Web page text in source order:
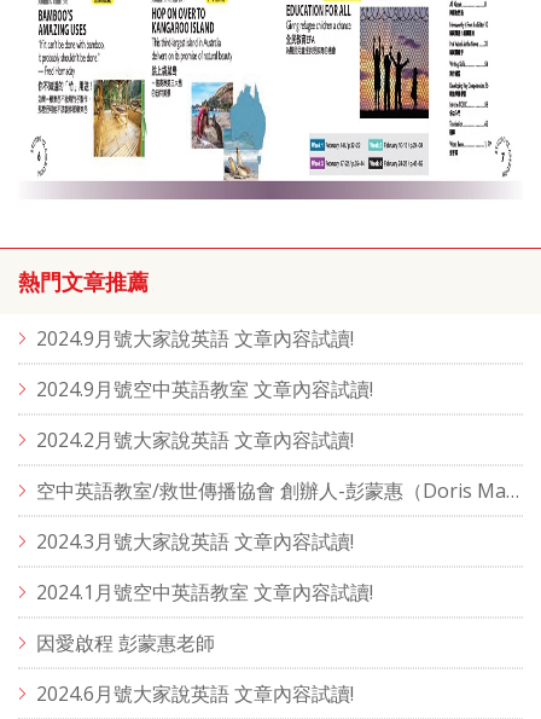
熱門文章推薦
2024.9月號大家說英語 文章內容試讀!
2024.9月號空中英語教室 文章內容試讀!
2024.2月號大家說英語 文章內容試讀!
空中英語教室/救世傳播協會 創辦人-彭蒙惠（Doris Marie Brougham）
2024.3月號大家說英語 文章內容試讀!
2024.1月號空中英語教室 文章內容試讀!
因愛啟程 彭蒙惠老師
2024.6月號大家說英語 文章內容試讀!